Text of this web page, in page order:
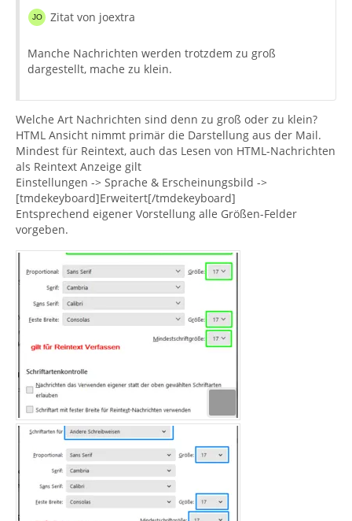
Zitat von joextra
Manche Nachrichten werden trotzdem zu groß
dargestellt, mache zu klein.
Welche Art Nachrichten sind denn zu groß oder zu klein?
HTML Ansicht nimmt primär die Darstellung aus der Mail.
Mindest für Reintext, auch das Lesen von HTML-Nachrichten
als Reintext Anzeige gilt
Einstellungen -> Sprache & Erscheinungsbild ->
[tmdekeyboard]Erweitert[/tmdekeyboard]
Entsprechend eigener Vorstellung alle Größen-Felder
vorgeben.